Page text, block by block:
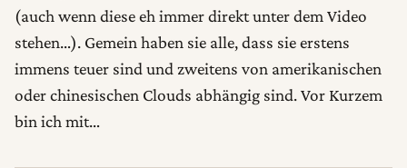
(auch wenn diese eh immer direkt unter dem Video
stehen…). Gemein haben sie alle, dass sie erstens
immens teuer sind und zweitens von amerikanischen
oder chinesischen Clouds abhängig sind. Vor Kurzem
bin ich mit…